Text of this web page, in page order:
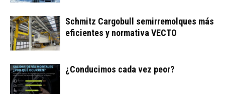
Schmitz Cargobull semirremolques más
eficientes y normativa VECTO
¿Conducimos cada vez peor?